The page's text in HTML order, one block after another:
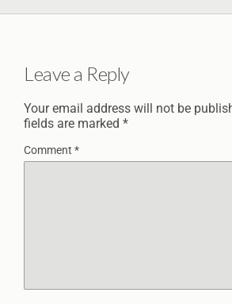
Leave a Reply
Your email address will not be
fields are marked *
Comment *